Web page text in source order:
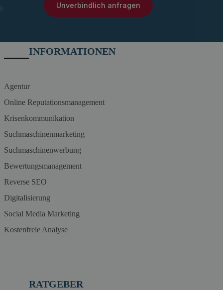
Unverbindlich anfragen
INFORMATIONEN
Agentur
Online Reputationsmanagement
Krisenkommunikation
Suchmaschinenmarketing
Suchmaschinenwerbung
Bewertungsmanagement
Reverse SEO
Digitalisierung
Social Media Marketing
Kostenfreie Analyse
RATGEBER